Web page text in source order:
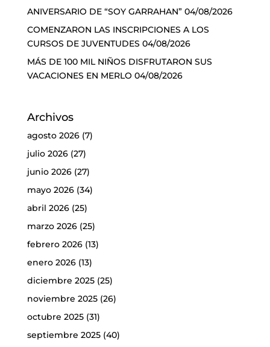
ANIVERSARIO DE “SOY GARRAHAN” 04/08/2026
COMENZARON LAS INSCRIPCIONES A LOS
CURSOS DE JUVENTUDES 04/08/2026
MÁS DE 100 MIL NIÑOS DISFRUTARON SUS
VACACIONES EN MERLO 04/08/2026
Archivos
agosto 2026(7)
julio 2026(27)
junio 2026(27)
mayo 2026(34)
abril 2026(25)
marzo 2026(25)
febrero 2026(13)
enero 2026(13)
diciembre 2025(25)
noviembre 2025(26)
octubre 2025(31)
septiembre 2025(40)